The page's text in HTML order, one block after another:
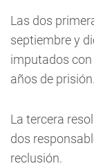
Las dos
septiembre y
imputados
años de prisión.
La tercera
dos
reclusión.